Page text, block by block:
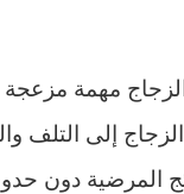
مهمة
إلى التلف
المرضية دون